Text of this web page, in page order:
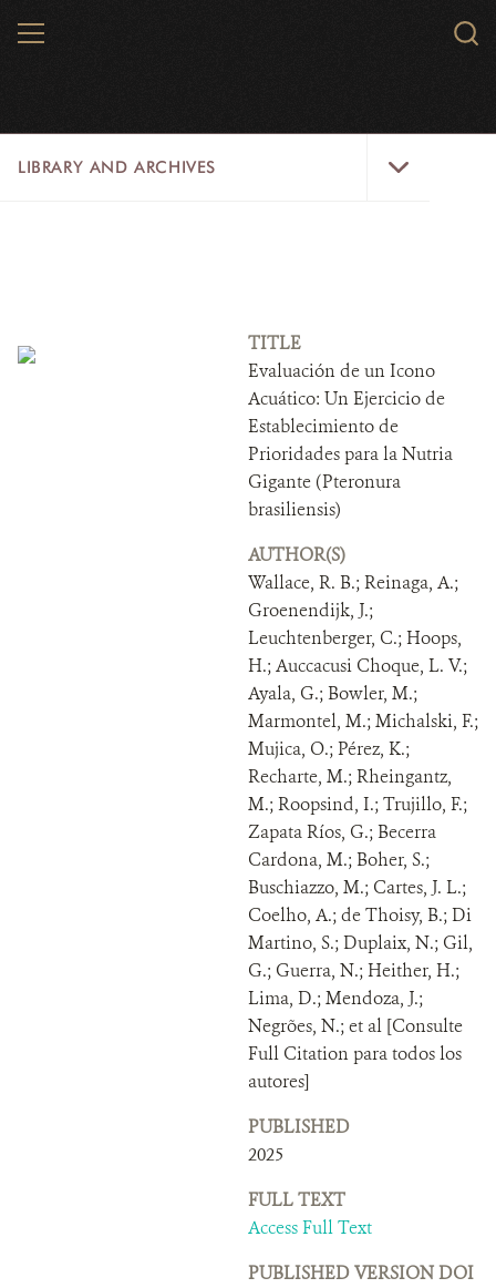
MENU
LIBRARY AND ARCHIVES
WCS RESEARCH
ARCHIVES SHOP
DONATE
TITLE
Evaluación de un Icono
Acuático: Un Ejercicio de
Establecimiento de
Prioridades para la Nutria
Gigante (Pteronura
brasiliensis)
AUTHOR(S)
Wallace, R. B.; Reinaga, A.;
Groenendijk, J.;
Leuchtenberger, C.; Hoops,
H.; Auccacusi Choque, L. V.;
Ayala, G.; Bowler, M.;
Marmontel, M.; Michalski, F.;
Mujica, O.; Pérez, K.;
Recharte, M.; Rheingantz,
M.; Roopsind, I.; Trujillo, F.;
Zapata Ríos, G.; Becerra
Cardona, M.; Boher, S.;
Buschiazzo, M.; Cartes, J. L.;
Coelho, A.; de Thoisy, B.; Di
Martino, S.; Duplaix, N.; Gil,
G.; Guerra, N.; Heither, H.;
Lima, D.; Mendoza, J.;
Negrões, N.; et al [Consulte
Full Citation para todos los
autores]
PUBLISHED
2025
FULL TEXT
Access Full Text
PUBLISHED VERSION DOI